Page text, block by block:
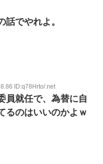
でやれよ。
ID:q78Hrto/.net
員就任で、為替に自
るのはいいのかよｗ